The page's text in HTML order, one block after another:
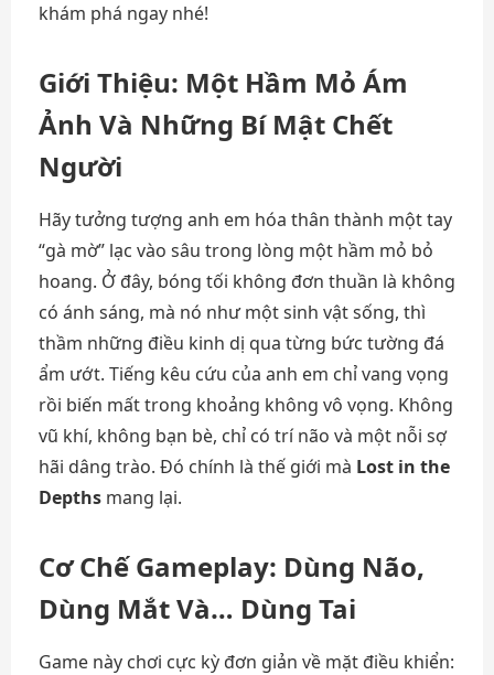
khám phá ngay nhé!
Giới Thiệu: Một Hầm Mỏ Ám
Ảnh Và Những Bí Mật Chết
Người
Hãy tưởng tượng anh em hóa thân thành một tay
“gà mờ” lạc vào sâu trong lòng một hầm mỏ bỏ
hoang. Ở đây, bóng tối không đơn thuần là không
có ánh sáng, mà nó như một sinh vật sống, thì
thầm những điều kinh dị qua từng bức tường đá
ẩm ướt. Tiếng kêu cứu của anh em chỉ vang vọng
rồi biến mất trong khoảng không vô vọng. Không
vũ khí, không bạn bè, chỉ có trí não và một nỗi sợ
hãi dâng trào. Đó chính là thế giới mà Lost in the
Depths mang lại.
Cơ Chế Gameplay: Dùng Não,
Dùng Mắt Và… Dùng Tai
Game này chơi cực kỳ đơn giản về mặt điều khiển: